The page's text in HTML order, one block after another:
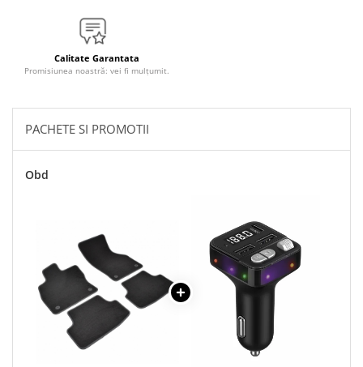
Accesorii LED
Piese Caroserie
Oglinzi
Accesorii Camioane
Lampi si Proiectoare Camion
Marcaje si Echipamente de
Siguranta
Accesorii Cabina Camion
Echipamente Electrice si
Calitate Garantata
Promisiunea noastră: vei fi mulțumit.
PACHETE SI PROMOTII
Obd